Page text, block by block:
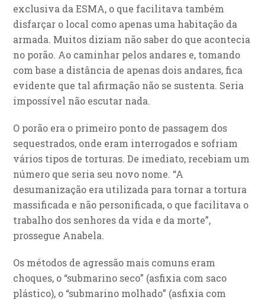
exclusiva da ESMA, o que facilitava também
disfarçar o local como apenas uma habitação da
armada. Muitos diziam não saber do que acontecia
no porão. Ao caminhar pelos andares e, tomando
com base a distância de apenas dois andares, fica
evidente que tal afirmação não se sustenta. Seria
impossível não escutar nada.
O porão era o primeiro ponto de passagem dos
sequestrados, onde eram interrogados e sofriam
vários tipos de torturas. De imediato, recebiam um
número que seria seu novo nome. “A
desumanização era utilizada para tornar a tortura
massificada e não personificada, o que facilitava o
trabalho dos senhores da vida e da morte”,
prossegue Anabela.
Os métodos de agressão mais comuns eram
choques, o “submarino seco” (asfixia com saco
plástico), o “submarino molhado” (asfixia com